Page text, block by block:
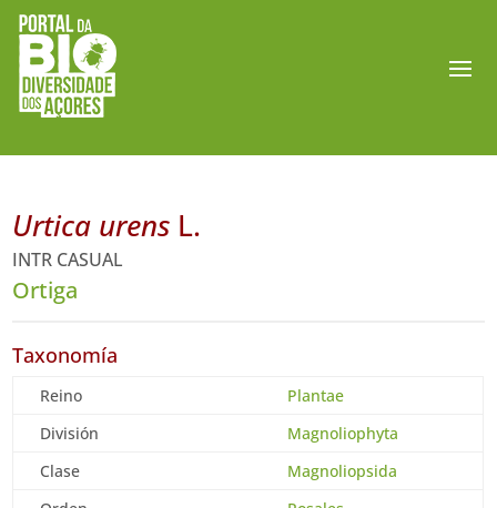
Urtica urens L.
INTR CASUAL
Ortiga
Taxonomía
Reino
Plantae
División
Magnoliophyta
Clase
Magnoliopsida